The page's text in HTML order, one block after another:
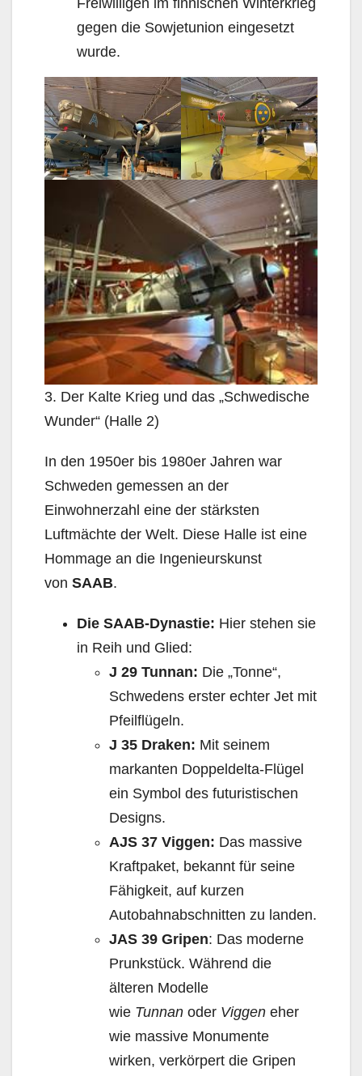
gegen die Sowjetunion eingesetzt
wurde.
3. Der Kalte Krieg und das „Schwedische
Wunder“ (Halle 2)
In den 1950er bis 1980er Jahren war
Schweden gemessen an der
Einwohnerzahl eine der stärksten
Luftmächte der Welt. Diese Halle ist eine
Hommage an die Ingenieurskunst
von SAAB.
Die SAAB-Dynastie: Hier stehen sie
in Reih und Glied:
J 29 Tunnan: Die „Tonne“,
Schwedens erster echter Jet mit
Pfeilflügeln.
J 35 Draken: Mit seinem
markanten Doppeldelta-Flügel
ein Symbol des futuristischen
Designs.
AJS 37 Viggen: Das massive
Kraftpaket, bekannt für seine
Fähigkeit, auf kurzen
Autobahnabschnitten zu landen.
JAS 39 Gripen: Das moderne
Prunkstück. Während die
älteren Modelle
wie Tunnan oder Viggen eher
wie massive Monumente
wirken, verkörpert die Gripen